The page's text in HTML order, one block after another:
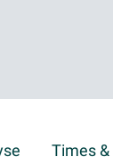
Times &